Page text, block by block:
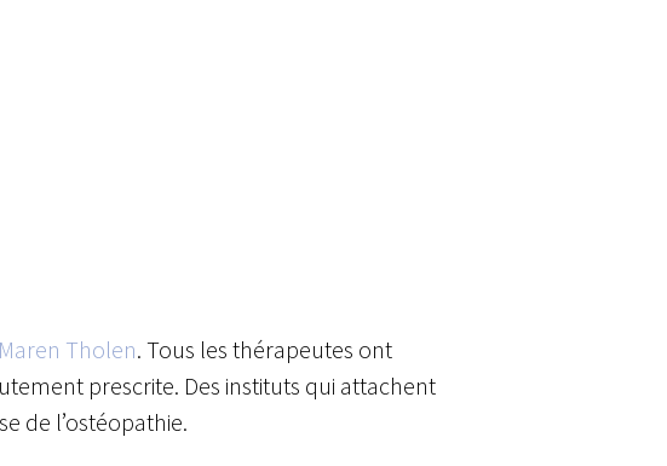
Maren Tholen. Tous les thérapeutes ont
prescrite. Des instituts qui attachent
de l’ostéopathie.